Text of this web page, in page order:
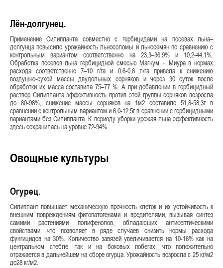
Лён-долгунец.
Применение Силипланта совместно с гербицидами на посевах льна–
долгунца повысило урожайность льносоломы и льносемян по сравнению с
контрольным вариантом соответственно на 23,3–36,9% и 10,2-44,1%.
Обработка посевов льна гербицидной смесью Магнум + Миура в нормах
расхода соответственно 7–10 г/га и 0,6-0,8 л/га привела к снижению
воздушно-сухой массы двудольных сорняков и через 30 суток после
обработки их масса составила 75–77 %. А при добавлении в гербицидный
раствор Силипланта эффективность против этой группы сорняков возросла
до 80-98%, снижение массы сорняков на 1м2 составило 51,8-58,3г в
сравнении с контрольным вариантом и 6,0-12,5г в сравнении с гербицидными
вариантами без Силипланта. К периоду уборки урожая льна эффективность
здесь сохранилась на уровне 72-94%.
Овощные культуры
Огурец.
Силиплант повышает механическую прочность клеток и их устойчивость к
внешним повреждениям фитопатогенами и вредителями, вызывая синтез
самими растениями полифенолов, обладающих антисептическими
свойствами, что позволяет в ряде случаев снизить нормы расхода
фунгицидов на 30%. Количество завязей увеличивается на 10-16% как на
центральном стебле, так и на боковых побегах, что положительно
отражается в дальнейшем на сборе огурца. Урожайность возросла с 25 кг/м2
до28 кг/м2.